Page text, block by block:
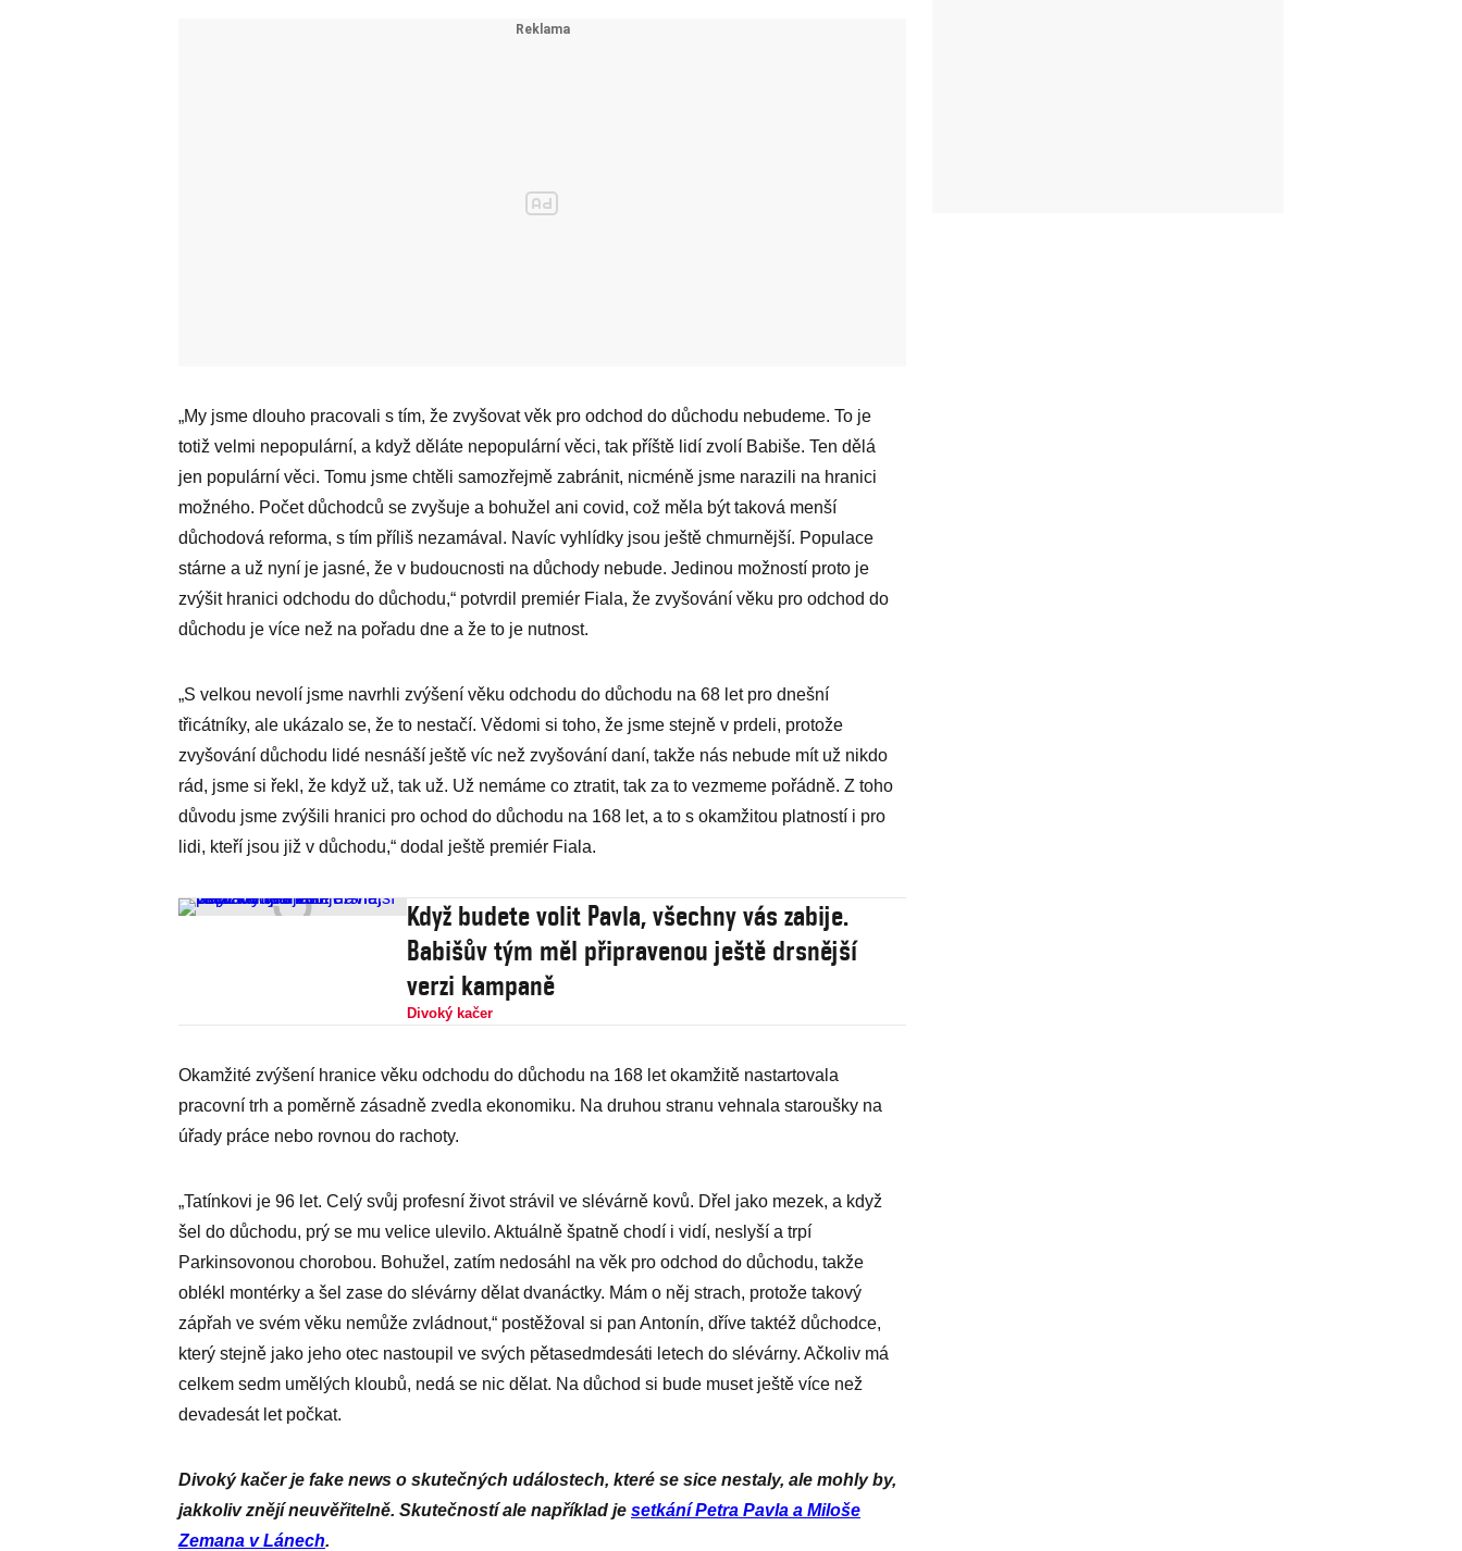
„My jsme dlouho pracovali s tím, že zvyšovat věk pro odchod do důchodu nebudeme. To je
totiž velmi nepopulární, a když děláte nepopulární věci, tak příště lidí zvolí Babiše. Ten dělá
jen populární věci. Tomu jsme chtěli samozřejmě zabránit, nicméně jsme narazili na hranici
možného. Počet důchodců se zvyšuje a bohužel ani covid, což měla být taková menší
důchodová reforma, s tím příliš nezamával. Navíc vyhlídky jsou ještě chmurnější. Populace
stárne a už nyní je jasné, že v budoucnosti na důchody nebude. Jedinou možností proto je
zvýšit hranici odchodu do důchodu,“ potvrdil premiér Fiala, že zvyšování věku pro odchod do
důchodu je více než na pořadu dne a že to je nutnost.
„S velkou nevolí jsme navrhli zvýšení věku odchodu do důchodu na 68 let pro dnešní
třicátníky, ale ukázalo se, že to nestačí. Vědomi si toho, že jsme stejně v prdeli, protože
zvyšování důchodu lidé nesnáší ještě víc než zvyšování daní, takže nás nebude mít už nikdo
rád, jsme si řekl, že když už, tak už. Už nemáme co ztratit, tak za to vezmeme pořádně. Z toho
důvodu jsme zvýšili hranici pro ochod do důchodu na 168 let, a to s okamžitou platností i pro
lidi, kteří jsou již v důchodu,“ dodal ještě premiér Fiala.
Když budete volit Pavla, všechny vás zabije.
Babišův tým měl připravenou ještě drsnější
verzi kampaně
Divoký kačer
Okamžité zvýšení hranice věku odchodu do důchodu na 168 let okamžitě nastartovala
pracovní trh a poměrně zásadně zvedla ekonomiku. Na druhou stranu vehnala staroušky na
úřady práce nebo rovnou do rachoty.
„Tatínkovi je 96 let. Celý svůj profesní život strávil ve slévárně kovů. Dřel jako mezek, a když
šel do důchodu, prý se mu velice ulevilo. Aktuálně špatně chodí i vidí, neslyší a trpí
Parkinsovonou chorobou. Bohužel, zatím nedosáhl na věk pro odchod do důchodu, takže
oblékl montérky a šel zase do slévárny dělat dvanáctky. Mám o něj strach, protože takový
zápřah ve svém věku nemůže zvládnout,“ postěžoval si pan Antonín, dříve taktéž důchodce,
který stejně jako jeho otec nastoupil ve svých pětasedmdesáti letech do slévárny. Ačkoliv má
celkem sedm umělých kloubů, nedá se nic dělat. Na důchod si bude muset ještě více než
devadesát let počkat.
Divoký kačer je fake news o skutečných událostech, které se sice nestaly, ale mohly by,
jakkoliv znějí neuvěřitelně. Skutečností ale například je setkání Petra Pavla a Miloše
Zemana v Lánech.